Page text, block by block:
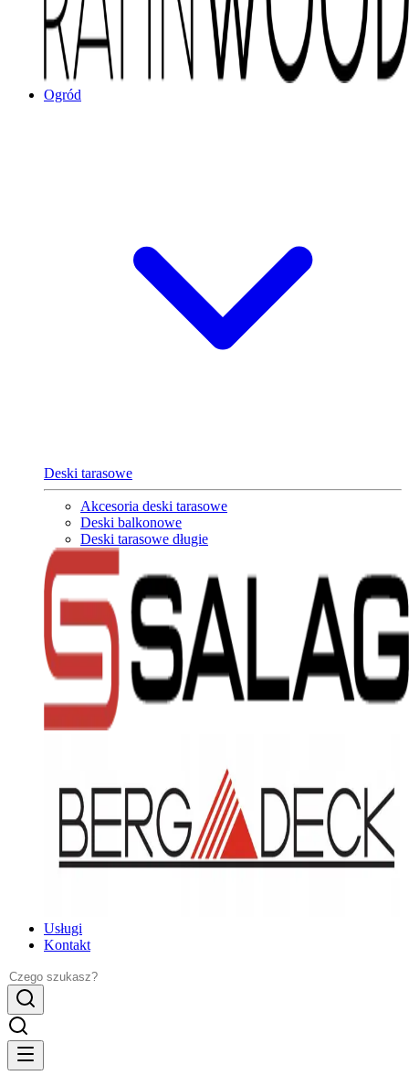
Ogród
Deski tarasowe
Akcesoria deski tarasowe
Deski balkonowe
Deski tarasowe długie
Usługi
Kontakt